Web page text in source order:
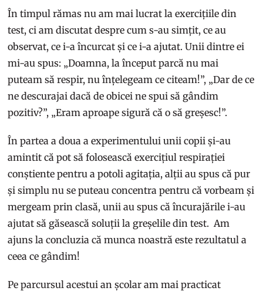
În timpul rămas nu am mai lucrat la exercițiile din
test, ci am discutat despre cum s-au simțit, ce au
observat, ce i-a încurcat și ce i-a ajutat. Unii dintre ei
mi-au spus: „Doamna, la început parcă nu mai
puteam să respir, nu înțelegeam ce citeam!”, „Dar de ce
ne descurajai dacă de obicei ne spui să gândim
pozitiv?”, „Eram aproape sigură că o să greșesc!”.
În partea a doua a experimentului unii copii și-au
amintit că pot să folosească exercițiul respirației
conștiente pentru a potoli agitația, alții au spus că pur
și simplu nu se puteau concentra pentru că vorbeam și
mergeam prin clasă, unii au spus că încurajările i-au
ajutat să găsească soluții la greșelile din test. Am
ajuns la concluzia că munca noastră este rezultatul a
ceea ce gândim!
Pe parcursul acestui an școlar am mai practicat